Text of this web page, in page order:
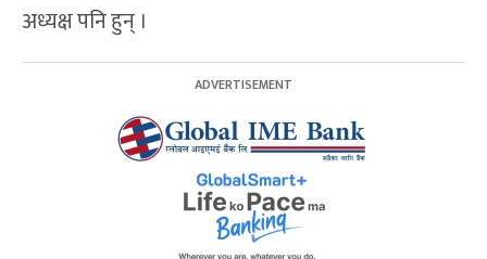
अध्यक्ष पनि हुन् ।